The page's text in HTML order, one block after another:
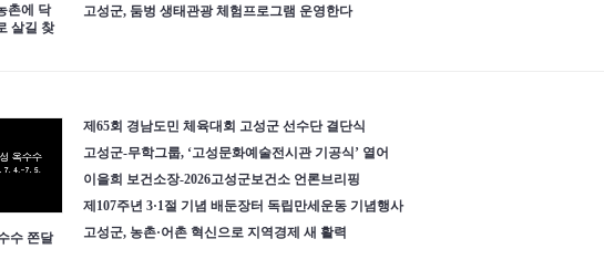
촌에 닥
살길 찾
고성군, 둠벙 생태관광 체험프로그램 운영한다
수 쫀달
제65회 경남도민 체육대회 고성군 선수단 결단식
고성군-무학그룹, ‘고성문화예술전시관 기공식’ 열어
이을희 보건소장-2026고성군보건소 언론브리핑
제107주년 3·1절 기념 배둔장터 독립만세운동 기념행사
고성군, 농촌·어촌 혁신으로 지역경제 새 활력